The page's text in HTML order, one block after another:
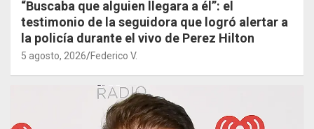
“Buscaba que alguien llegara a él”: el
testimonio de la seguidora que logró alertar a
la policía durante el vivo de Perez Hilton
5 agosto, 2026 Federico V.